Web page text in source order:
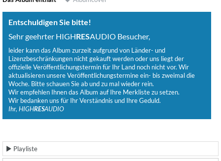
Entschuldigen Sie bitte!
Sehr geehrter HIGHRESAUDIO Besucher,
leider kann das Album zurzeit aufgrund von Länder- und
Lizenzbeschränkungen nicht gekauft werden oder uns liegt der
offizielle Veröffentlichungstermin für Ihr Land noch nicht vor. Wir
aktualisieren unsere Veröffentlichungstermine ein- bis zweimal die
Woche. Bitte schauen Sie ab und zu mal wieder rein.
Wir empfehlen Ihnen das Album auf Ihre Merkliste zu setzen.
Wir bedanken uns für Ihr Verständnis und Ihre Geduld.
Ihr, HIGHRESAUDIO
Playliste